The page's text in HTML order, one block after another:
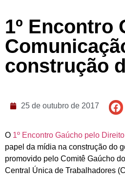
1º Encontro
construção
25 de outubro de 2017
O 1º Encontro Gaúcho pelo
papel da mídia na construção do
promovido pelo Comitê Gaúcho
Central Única de Trabalhadores